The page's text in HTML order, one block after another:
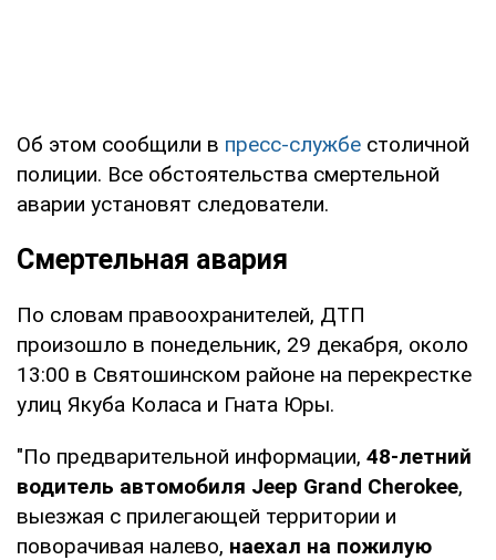
Об этом сообщили в пресс-службе столичной
полиции. Все обстоятельства смертельной
аварии установят следователи.
Смертельная авария
По словам правоохранителей, ДТП
произошло в понедельник, 29 декабря, около
13:00 в Святошинском районе на перекрестке
улиц Якуба Коласа и Гната Юры.
"По предварительной информации, 48-летний
водитель автомобиля Jeep Grand Cherokee,
выезжая с прилегающей территории и
поворачивая налево, наехал на пожилую